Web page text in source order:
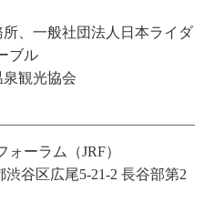
、一般社団法人日本ライダ
ブル
泉観光協会
ーラム（JRF）
谷区広尾5-21-2 長谷部第2